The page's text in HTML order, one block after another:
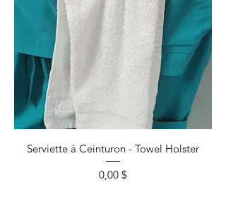
Serviette à Ceinturon - Towel Holster
Prix
0,00 $